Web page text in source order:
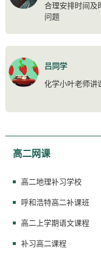
合理安排时间及
问题
吕同学
化学小叶老师讲
高二网课
高二地理补习学校
呼和浩特高二补课班
高二上学期语文课程
补习高二课程